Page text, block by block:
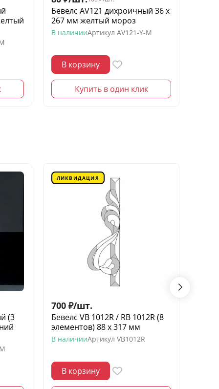
Бевелс AV121 дихроичный 36 х
267 мм желтый мороз
В наличииАртикул AV121-Y-M
В корзину
Купить в один клик
(3
ЛИКВИДАЦИЯ
700 ₽/шт.
Бевелс VB 1012R / RB 1012R (8
элементов) 88 х 317 мм
В наличииАртикул VB1012R
В корзину